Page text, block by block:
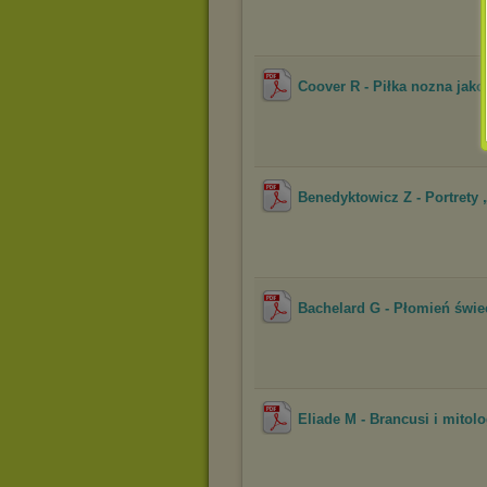
Coover R - Piłka nozna
Benedyktowicz Z - Portrety
Bachelard G - Płomień
Eliade M - Brancusi i